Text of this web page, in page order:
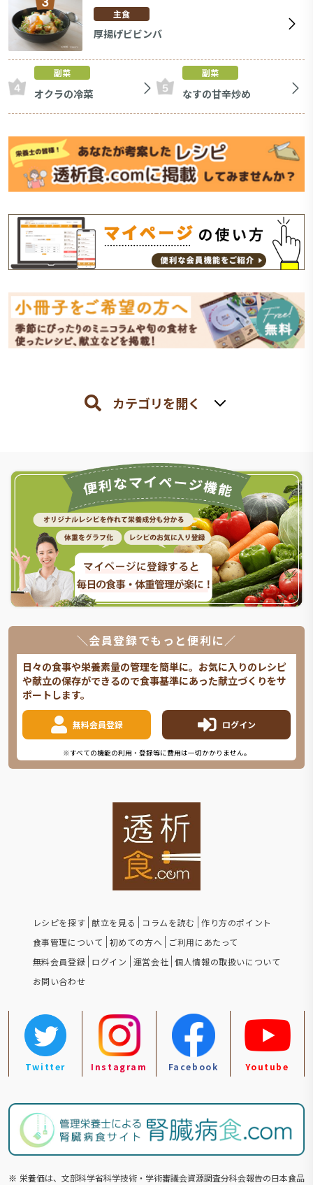
主食
厚揚げビビンバ
副菜
オクラの冷菜
副菜
なすの甘辛炒め
カテゴリを開く
＼会員登録でもっと便利に／
日々の食事や栄養素量の管理を簡単に。お気に入りのレシピ
や献立の保存ができるので食事基準にあった献立づくりをサ
ポートします。
無料会員登録 ログイン
※すべての機能の利用・登録等に費用は一切かかりません。
レシピを探す 献立を見る コラムを読む
作り方のポイント
食事管理について
初めての方へ
ご利用にあたって
無料会員登録 ログイン 運営会社 個人情報の取扱いについて
お問い合わせ
Twitter Instagram Facebook Youtube
※ 栄養価は、文部科学省科学技術・学術審議会資源調査分科会報告の⽇本食品